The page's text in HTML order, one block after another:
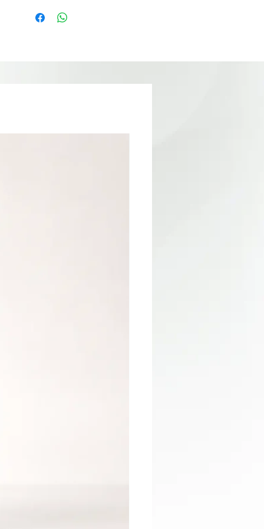
imaginatiei pentru aplicatii originale si